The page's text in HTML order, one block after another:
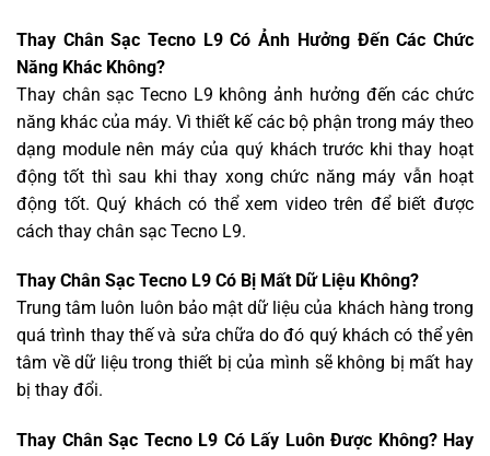
Thay Chân Sạc Tecno L9 Có Ảnh Hưởng Đến Các Chức
Năng Khác Không?
Thay chân sạc Tecno L9 không ảnh hưởng đến các chức
năng khác của máy. Vì thiết kế các bộ phận trong máy theo
dạng module nên máy của quý khách trước khi thay hoạt
động tốt thì sau khi thay xong chức năng máy vẫn hoạt
động tốt. Quý khách có thể xem video trên để biết được
cách thay chân sạc Tecno L9.
Thay Chân Sạc Tecno L9 Có Bị Mất Dữ Liệu Không?
Trung tâm luôn luôn bảo mật dữ liệu của khách hàng trong
quá trình thay thế và sửa chữa do đó quý khách có thể yên
tâm về dữ liệu trong thiết bị của mình sẽ không bị mất hay
bị thay đổi.
Thay Chân Sạc Tecno L9 Có Lấy Luôn Được Không? Hay